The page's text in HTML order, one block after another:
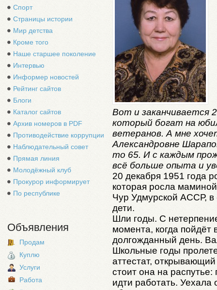
Спорт
Страницы истории
Мир детства
Кроме того
Наше старшее поколение
Интервью
Информер новостей
Рейтинг сайтов
Блоги
Каталог сайтов
Архив номеров в PDF
Противодействие коррупции
Наблюдательный совет
Прямая линия
Молодёжный клуб
Прокурор информирует
По республике
Объявления
Продам
Куплю
Услуги
Работа
Вот и заканчивается
который богат на
ветеранов. А мне
Александровне
то 65. И с каждым
всё больше опыта и
20 декабря 1951 года
которая росла
Чур Удмурской АССР,
дети.
Шли годы. С
момента, когда пойдёт
долгожданный день.
Школьные годы
аттестат,
стоит она на
идти работать. Уехала